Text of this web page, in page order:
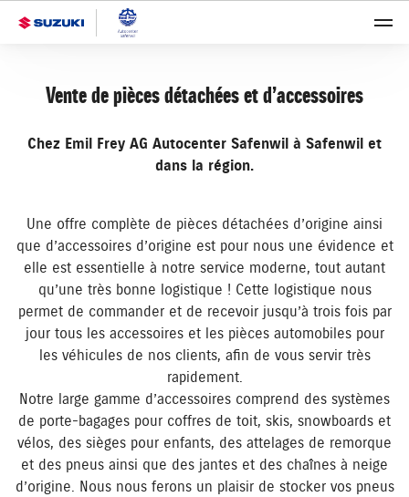
Vente de pièces détachées et d’accessoires
Chez Emil Frey AG Autocenter Safenwil à Safenwil et
dans la région.
Une offre complète de pièces détachées d’origine ainsi
que d’accessoires d’origine est pour nous une évidence et
elle est essentielle à notre service moderne, tout autant
qu’une très bonne logistique ! Cette logistique nous
permet de commander et de recevoir jusqu’à trois fois par
jour tous les accessoires et les pièces automobiles pour
les véhicules de nos clients, afin de vous servir très
rapidement.
Notre large gamme d’accessoires comprend des systèmes
de porte-bagages pour coffres de toit, skis, snowboards et
vélos, des sièges pour enfants, des attelages de remorque
et des pneus ainsi que des jantes et des chaînes à neige
d’origine. Nous nous ferons un plaisir de stocker vos pneus